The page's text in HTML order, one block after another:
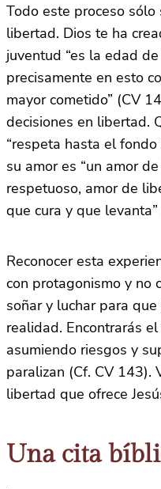
Todo este proceso
libertad. Dios te ha
juventud “es la edad
precisamente en esto
mayor cometido” (CV
decisiones en libertad.
“respeta hasta el
su amor es “un amor
respetuoso, amor de
que cura y que
Reconocer esta
con protagonismo y no
soñar y luchar para
realidad. Encontrarás
asumiendo riesgos y
paralizan (Cf. CV 143).
libertad que ofrece
Una cita